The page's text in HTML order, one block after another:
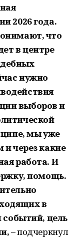
2026 года.
что
в центре
нужно
выборов и
мы уже
через какие
работа. И
помощь.
в
событий, цель
–подчеркнул